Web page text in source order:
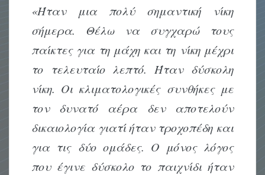
«Ήταν μια πολύ σημαντική νίκη
σήμερα. Θέλω να συγχαρώ τους
παίκτες για τη μάχη και τη νίκη μέχρι
το τελευταίο λεπτό. Ήταν δύσκολη
νίκη. Οι κλιματολογικές συνθήκες με
τον δυνατό αέρα δεν αποτελούν
δικαιολογία γιατί ήταν τροχοπέδη και
για τις δύο ομάδες. Ο μόνος λόγος
που έγινε δύσκολο το παιχνίδι ήταν